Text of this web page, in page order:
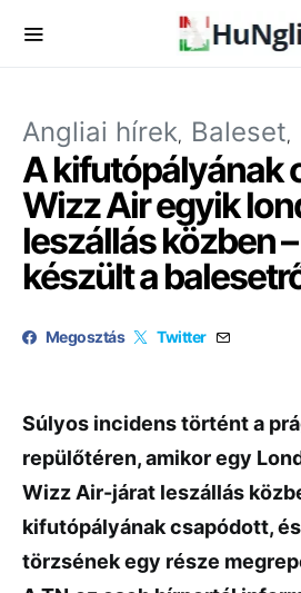
Angliai hírek Baleset
A kifutópályának
Wizz Air egyik
leszállás közben
készült a
Megosztás Twitter
Súlyos incidens történt a
repülőtéren, amikor egy
Wizz Air-járat leszállás
kifutópályának csapódott,
törzsének egy része